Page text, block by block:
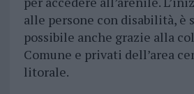
alle persone con disabilità, è
possibile anche grazie alla
Comune e privati dell’area
litorale.